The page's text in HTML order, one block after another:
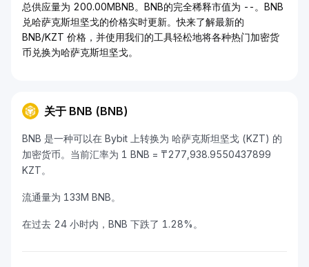
总供应量为 200.00MBNB。BNB的完全稀释市值为 --。BNB
兑哈萨克斯坦坚戈的价格实时更新。快来了解最新的
BNB/KZT 价格，并使用我们的工具轻松地将各种热门加密货
币兑换为哈萨克斯坦坚戈。
关于 BNB (BNB)
BNB 是一种可以在 Bybit 上转换为 哈萨克斯坦坚戈 (KZT) 的
加密货币。当前汇率为 1 BNB = ₸277,938.9550437899
KZT。
流通量为 133M BNB。
在过去 24 小时内，BNB 下跌了 1.28%。